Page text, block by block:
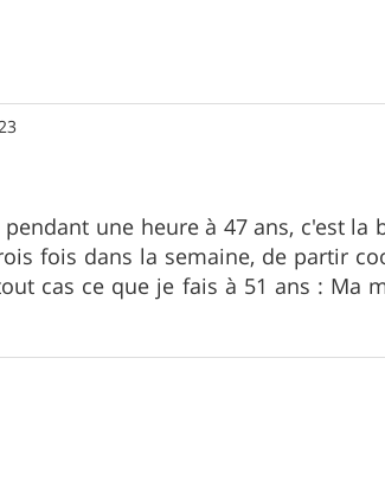
une heure à 47 ans, c'est la
fois dans la semaine, de partir
cas ce que je fais à 51 ans : Ma